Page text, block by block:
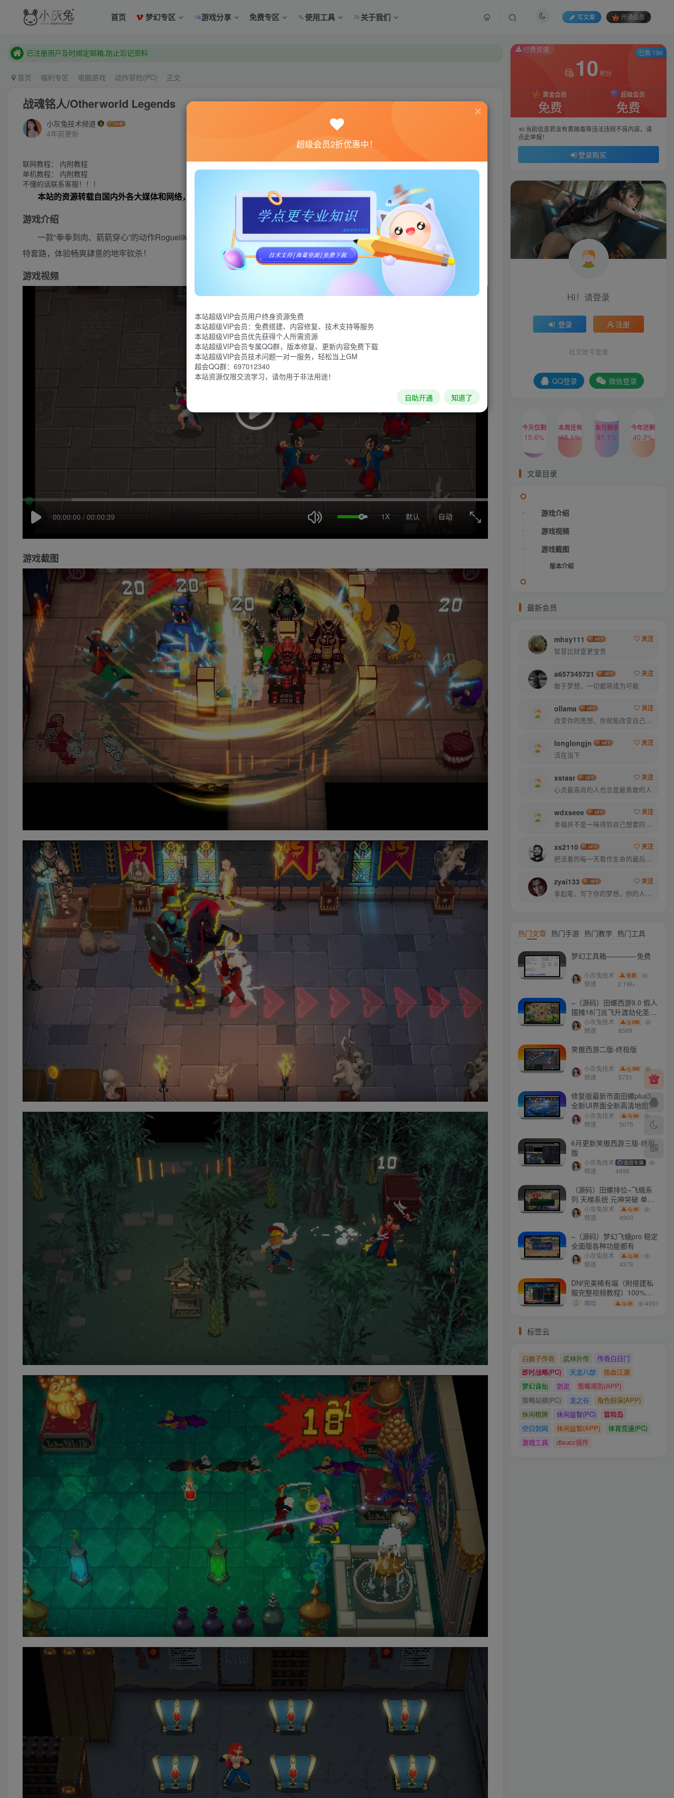
首页 梦幻专区 游戏分享 免费专区 使用工具 关于我们 写文章 开通会员
本站已开启QQ微信快速登录 ,拥有本站会员用户及时请问个人中心绑定！
本站已开启QQ微信快速登录 ,拥有本站会员用户及时请问个人中心绑定！
首页 福利专区 电脑游戏 动作冒险(PC) 正文
战魂铭人/Otherworld Legends
小灰兔技术频道
4年前更新
联网教程： 内附教程
单机教程： 内附教程
不懂的话联系客服！！！
本站的资源转载自国内外各大媒体和网络，仅供试玩体验。如果您喜欢该游戏内容，请支持正版 →→→正版购买
游戏介绍
一款“拳拳到肉、箭箭穿心”的动作Roguelike游戏。在这里，你可以选择多种角色、挑战丰富关卡、通过技能与道具搭配打出独
特套路，体验畅爽肆意的地牢砍杀！
游戏视频
自动
1X 默认
00:00:00 / 00:00:39
游戏截图
付费资源
10 积分
黄金会员
免费
超级会员
免费
当前信息若含有黄赌毒等违法违规不良内容，请
点此举报！
登录购买
已售 196
HI！请登录
登录 注册
社交账号登录
QQ登录 微信登录
今天仅剩
15.6%
本周还有
45.1%
本月剩余
81.1%
今年还剩
40.3%
文章目录
游戏介绍
游戏视频
游戏截图
版本介绍
最新会员
mhxy111
关注
智慧比财富更宝贵
a657345721
关注
敢于梦想，一切都将成为可能
ollama
关注
改变你的思想，你就能改变自己的命运
longlongjn
关注
活在当下
xstasr
关注
心灵最高尚的人也总是最勇敢的人
wdxseee
关注
幸福并不是一味得到自己想要的，而是珍爱自己拥有的
xs2110
关注
把活着的每一天看作生命的最后一天
zyai133
关注
拿起笔，写下你的梦想，你的人生就从此刻起航
热门文章 热门手游 热门教学 热门工具
梦幻工具箱————-免费
小灰兔技术
频道
免费
2.1W+
–（源码）田螺西游9.0 假人
摆摊18门派飞升渡劫化圣助
战最新BB谛听….
小灰兔技术
频道
298
8569
笑傲西游二版-终极版
小灰兔技术
频道
399
5731
修复版最新市面田螺plus3
全新UI界面全新高清地图18
门派 修复了后门ggeserver
打不开
小灰兔技术
频道
98
5075
6月更新笑傲西游三版-终极
版
小灰兔技术
频道
会员专属
4998
（源码）田螺排位–飞蛾系
列 天梯系统 元神突破 单机
免费 含GM工具
小灰兔技术
频道
98
4900
–（源码）梦幻飞蛾pro 稳定
全面版各种功能都有
小灰兔技术
频道
98
4378
DNf完美稀有端（附搭建私
服完整视频教程）100%可
搭建(附完美端升级补丁)
啊哈 38 4091
标签云
白娘子传奇 武林外传
传奇白日门
即时战略(PC)
天龙八部
热血江湖
梦幻诛仙
剑灵
策略塔防(APP)
策略站棋(PC)
龙之谷
角色扮演(APP)
休闲棋牌
休闲益智(PC)
冒险岛
空白剑网
休闲益智(APP)
体育竞速(PC)
游戏工具
disucz插件
超级会员2折优惠中！
本站超级VIP会员用户终身资源免费
本站超级VIP会员：免费搭建、内容修复、技术支持等服务
本站超级VIP会员优先获得个人所需资源
本站超级VIP会员专属QQ群，版本修复、更新内容免费下载
本站超级VIP会员技术问题一对一服务，轻松当上GM
超会QQ群：697012340
本站资源仅限交流学习，请勿用于非法用途！
自助开通 知道了